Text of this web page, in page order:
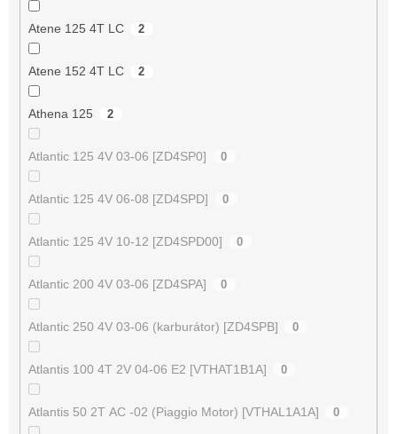
Atene 125 4T LC 2
Atene 152 4T LC 2
Athena 125 2
Atlantic 125 4V 03-06 [ZD4SP0] 0
Atlantic 125 4V 06-08 [ZD4SPD] 0
Atlantic 125 4V 10-12 [ZD4SPD00] 0
Atlantic 200 4V 03-06 [ZD4SPA] 0
Atlantic 250 4V 03-06 (karburátor) [ZD4SPB] 0
Atlantis 100 4T 2V 04-06 E2 [VTHAT1B1A] 0
Atlantis 50 2T AC -02 (Piaggio Motor) [VTHAL1A1A] 0